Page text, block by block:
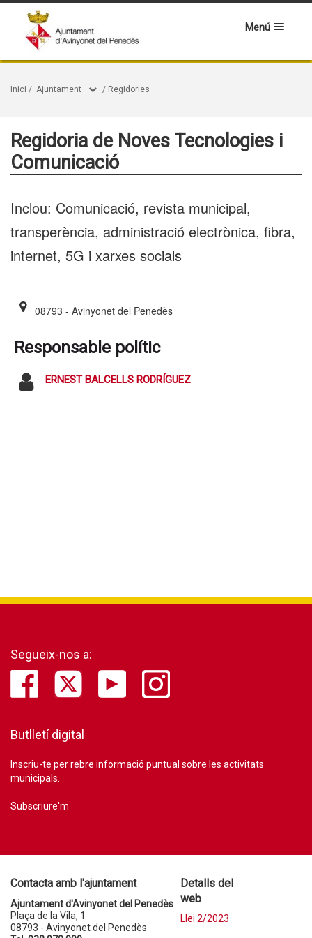
Menú
Inici / Ajuntament / Regidories
Regidoria de Noves Tecnologies i
Comunicació
Inclou: Comunicació, revista municipal,
transperència, administració electrònica, fibra,
internet, 5G i xarxes socials
08793 - Avinyonet del Penedès
Responsable polític
ERNEST BALCELLS RODRÍGUEZ
Segueix-nos a:
Butlletí digital
Inscriu-te per rebre informació puntual sobre les activitats
municipals.
Subscriure'm
Contacta amb l'ajuntament
Ajuntament d'Avinyonet del Penedès
Plaça de la Vila, 1
08793 - Avinyonet del Penedès
Detalls del
web
Llei 2/2023